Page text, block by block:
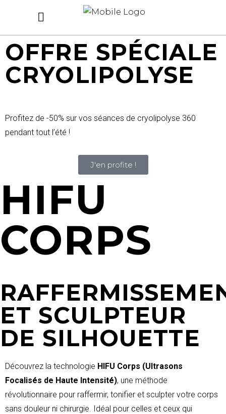
OFFRE SPÉCIALE
CRYOLIPOLYSE
Profitez de -50% sur vos séances de cryolipolyse 360
pendant tout l’été !
J'en profite !
HIFU
CORPS
ET SCULPTEUR
DE SILHOUETTE
Découvrez la technologie HIFU Corps (Ultrasons
Focalisés de Haute Intensité), une méthode
révolutionnaire pour raffermir, tonifier et sculpter votre corps
sans douleur ni chirurgie. Idéal pour celles et ceux qui